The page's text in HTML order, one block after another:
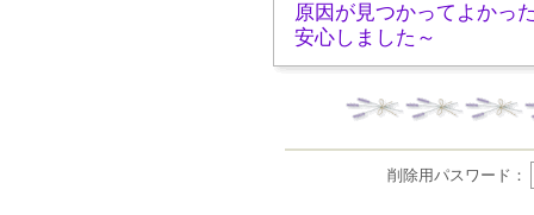
原因が見つかってよかっ
安心しました～
削除用パスワード：